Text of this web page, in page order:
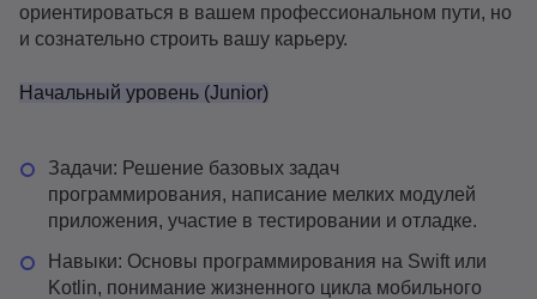
ориентироваться в вашем профессиональном пути, но
и сознательно строить вашу карьеру.
Начальный уровень (Junior)
Задачи: Решение базовых задач
программирования, написание мелких модулей
приложения, участие в тестировании и отладке.
Навыки: Основы программирования на Swift или
Kotlin, понимание жизненного цикла мобильного